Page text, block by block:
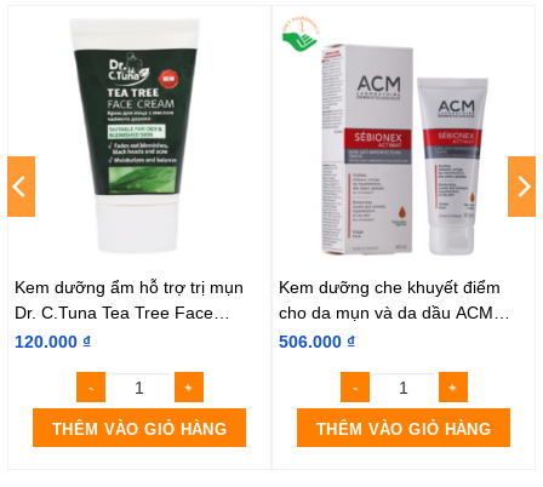
Kem dưỡng ẩm hỗ trợ trị mụn
Dr. C.Tuna Tea Tree Face
Cream
120.000 ₫
THÊM VÀO GIỎ HÀNG
Kem dưỡng che khuyết điểm
cho da mụn và da dầu ACM
Sebionex Actimat Tinted Anti-
506.000 ₫
THÊM VÀO GIỎ HÀNG